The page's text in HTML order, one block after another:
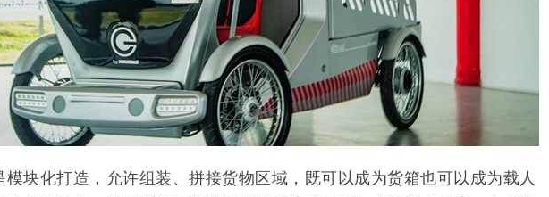
模块化打造，允许组装、拼接货物区域，既可以成为货箱也可以成为载人